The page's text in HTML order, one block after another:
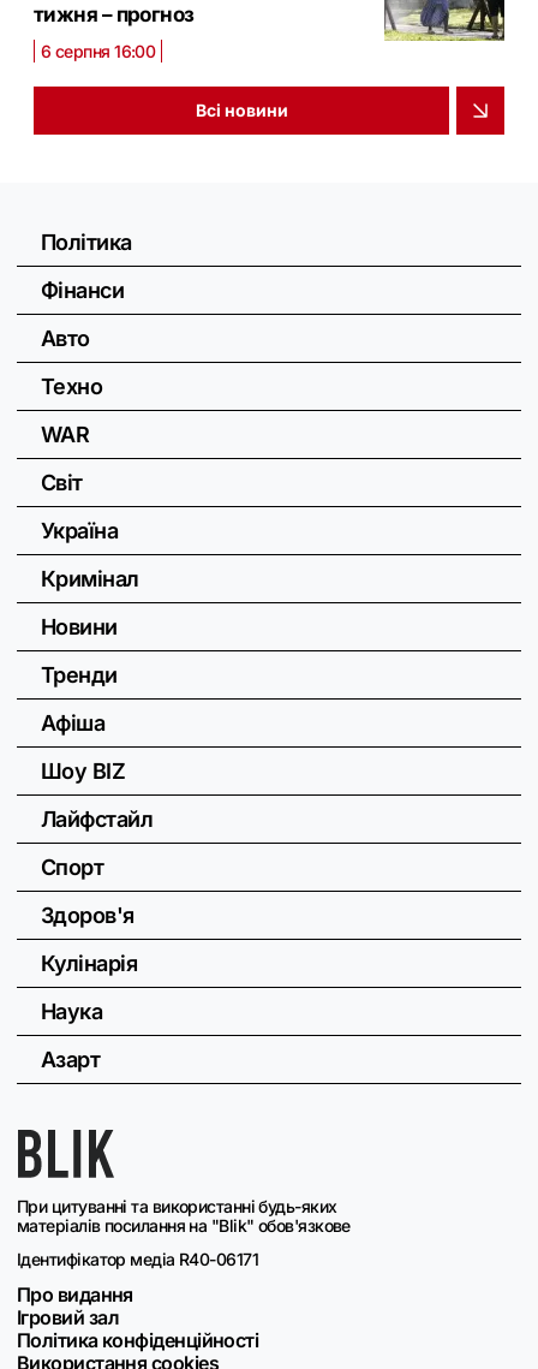
тижня – прогноз
6 серпня 16:00
Всі новини
При цитуванні та використанні будь-яких
матеріалів посилання на "Blik" обов'язкове
Ідентифікатор медіа R40-06171
Про видання
Ігровий зал
Політика конфіденційності
Використання cookies
Політика
Фінанси
Авто
Техно
WAR
Світ
Україна
Кримінал
Новини
Тренди
Афіша
Шоу BIZ
Лайфстайл
Спорт
Здоров'я
Кулінарія
Наука
Азарт